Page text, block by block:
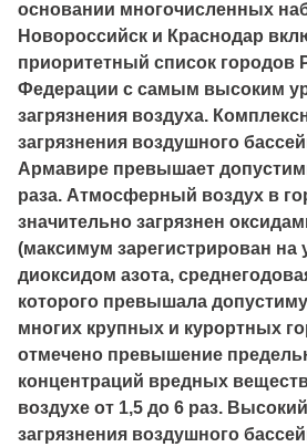
основании многочисленных
Новороссийск и Краснодар
приоритетный список городов
Федерации с самым высоким
загрязнения воздуха.
загрязнения воздушного
Армавире превышает
раза. Атмосферный воздух в
значительно загрязнен
(максимум зарегистрирован на
диоксидом азота,
которого превышала
многих крупных и курортных
отмечено превышение
концентраций вредных
воздухе от 1,5 до 6 раз.
загрязнения воздушного